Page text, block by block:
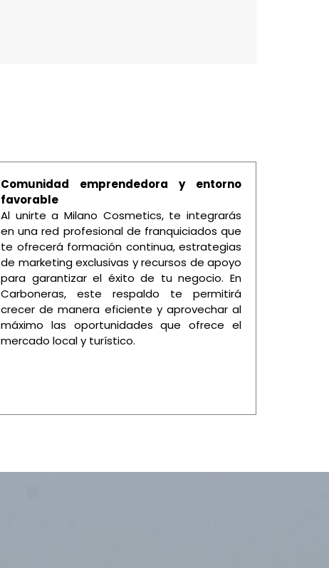
Comunidad emprendedora y entorno
favorable
Al unirte a Milano Cosmetics, te integrarás
en una red profesional de franquiciados que
te ofrecerá formación continua, estrategias
de marketing exclusivas y recursos de apoyo
para garantizar el éxito de tu negocio. En
Carboneras, este respaldo te permitirá
crecer de manera eficiente y aprovechar al
máximo las oportunidades que ofrece el
mercado local y turístico.